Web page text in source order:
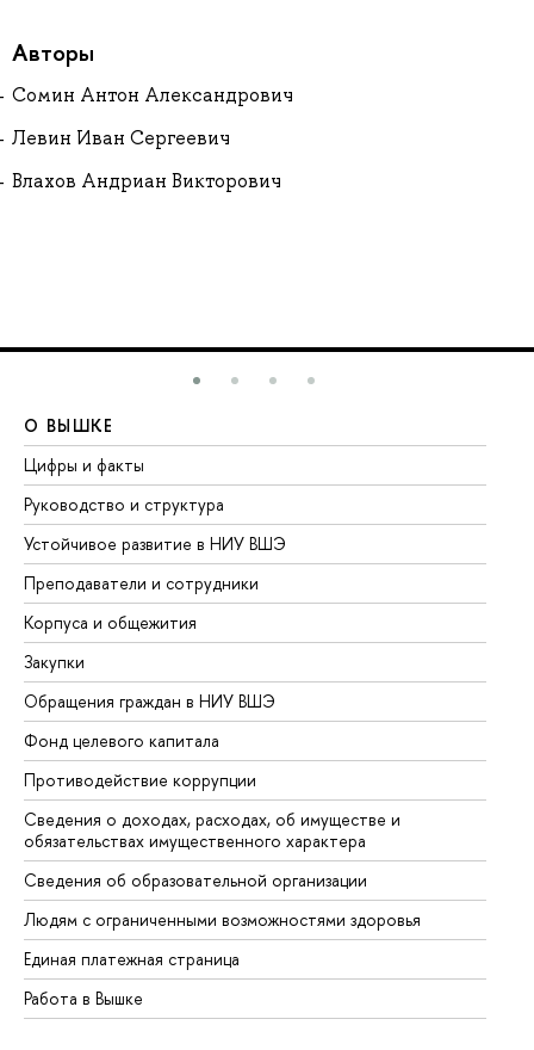
Авторы
Сомин Антон Александрович
Левин Иван Сергеевич
Влахов Андриан Викторович
О ВЫШКЕ
Цифры и факты
Руководство и структура
Устойчивое развитие в НИУ ВШЭ
Преподаватели и сотрудники
Корпуса и общежития
Закупки
Обращения граждан в НИУ ВШЭ
Фонд целевого капитала
Противодействие коррупции
Сведения о доходах, расходах, об имуществе и
обязательствах имущественного характера
Сведения об образовательной организации
Людям с ограниченными возможностями здоровья
Единая платежная страница
Работа в Вышке